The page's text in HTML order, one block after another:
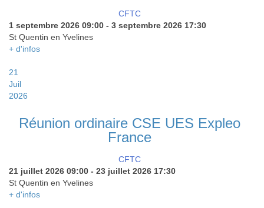
CFTC
1 septembre 2026 09:00 - 3 septembre 2026 17:30
St Quentin en Yvelines
+ d'infos
21
Juil
2026
Réunion ordinaire CSE UES Expleo
France
CFTC
21 juillet 2026 09:00 - 23 juillet 2026 17:30
St Quentin en Yvelines
+ d'infos